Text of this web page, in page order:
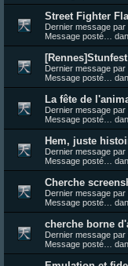
Street Fighter
Dernier message par
Message posté…
Dernier message par
Message posté…
La fête de
Dernier message par
Message posté…
Hem, juste
Dernier message par
Message posté…
Cherche
Dernier message par
Message posté…
cherche borne
Dernier message par
Message posté…